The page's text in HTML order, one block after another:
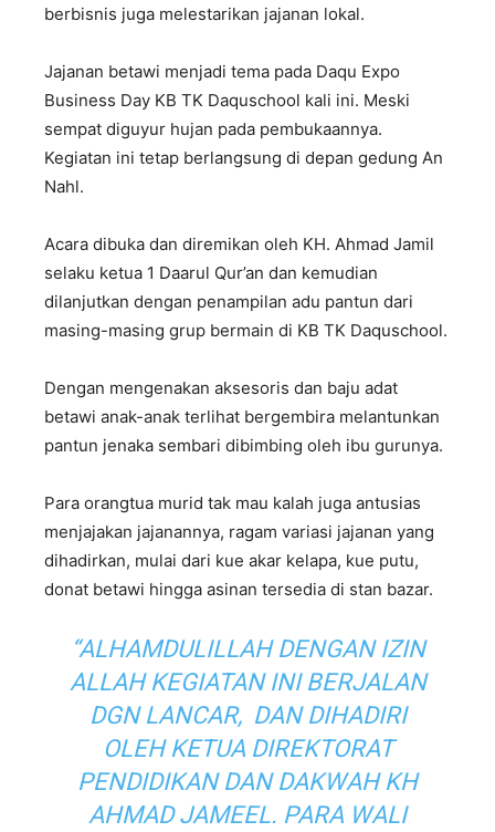
berbisnis juga melestarikan jajanan lokal.
Jajanan betawi menjadi tema pada Daqu Expo
Business Day KB TK Daquschool kali ini. Meski
sempat diguyur hujan pada pembukaannya.
Kegiatan ini tetap berlangsung di depan gedung An
Nahl.
Acara dibuka dan diremikan oleh KH. Ahmad Jamil
selaku ketua 1 Daarul Qur’an dan kemudian
dilanjutkan dengan penampilan adu pantun dari
masing-masing grup bermain di KB TK Daquschool.
Dengan mengenakan aksesoris dan baju adat
betawi anak-anak terlihat bergembira melantunkan
pantun jenaka sembari dibimbing oleh ibu gurunya.
Para orangtua murid tak mau kalah juga antusias
menjajakan jajanannya, ragam variasi jajanan yang
dihadirkan, mulai dari kue akar kelapa, kue putu,
donat betawi hingga asinan tersedia di stan bazar.
“ALHAMDULILLAH DENGAN IZIN
ALLAH KEGIATAN INI BERJALAN
DGN LANCAR, DAN DIHADIRI
OLEH KETUA DIREKTORAT
PENDIDIKAN DAN DAKWAH KH
AHMAD JAMEEL. PARA WALI